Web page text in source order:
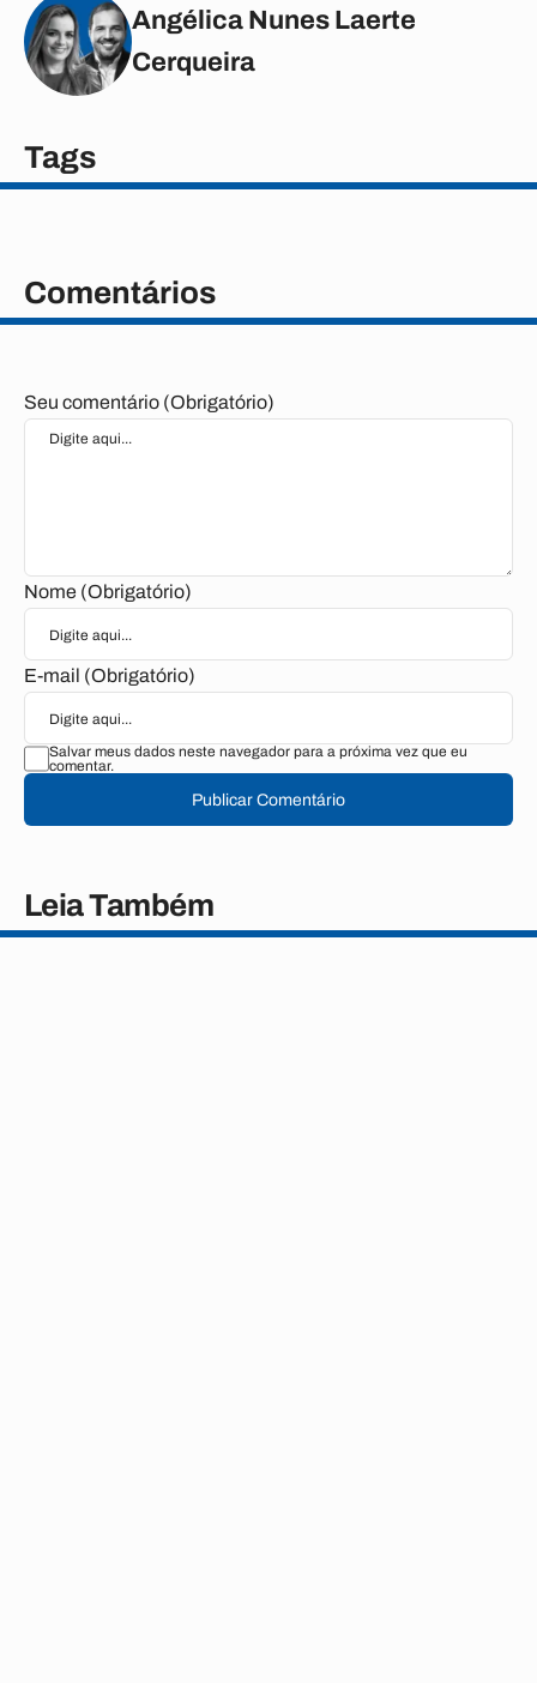
Angélica Nunes Laerte
Cerqueira
Tags
Comentários
Seu comentário (Obrigatório)
Nome (Obrigatório)
E-mail (Obrigatório)
Salvar meus dados neste navegador para a próxima vez que eu
comentar.
Publicar Comentário
Leia Também